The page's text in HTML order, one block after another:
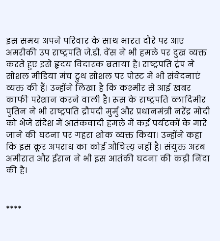
इस समय अपने परिवार के साथ भारत दौरे पर आए
अमरीकी उप राष्ट्रपति जे.डी. वेंस ने भी हमले पर दुख व्यक्त
करते हुए इसे हृदय विदारक बताया है। राष्ट्रपति ट्रंप ने
सोशल मीडिया मंच ट्रुथ सोशल पर पोस्ट में भी संवेदनाएं
व्यक्त की हैं। उन्होंने लिखा है कि कश्मीर से आई खबर
काफी परेशान करने वाली है। रूस के राष्ट्रपति व्लादिमीर
पुतिन ने भी राष्ट्रपति द्रौपदी मुर्मु और प्रधानमंत्री नरेंद्र मोदी
को भेजे संदेश में आतंकवादी हमले में कई पर्यटकों के मारे
जाने की घटना पर गहरा शोक व्यक्त किया। उन्होंने कहा
कि इस क्रूर अपराध का कोई औचित्य़ नहीं है। संयुक्त अरब
अमीरात और ईरान ने भी इस आतंकी घटना की कड़ी निंदा
की है।
****